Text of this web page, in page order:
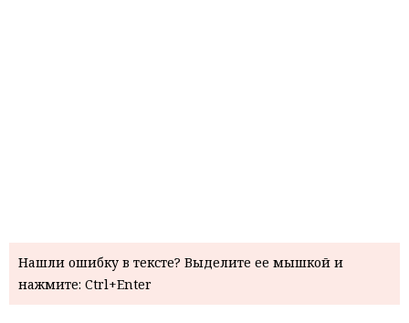
Нашли ошибку в тексте? Выделите ее мышкой и
нажмите: Ctrl+Enter